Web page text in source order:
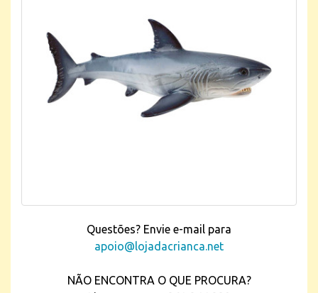
Questões? Envie e-mail para
apoio@lojadacrianca.net
NÃO ENCONTRA O QUE PROCURA?